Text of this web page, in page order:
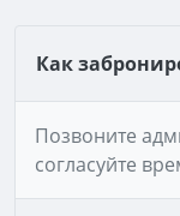
Как
Позвоните
согласуйте